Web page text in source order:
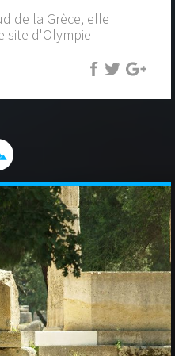
de la Grèce, elle
site d'Olympie